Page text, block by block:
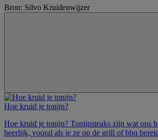
Bron: Silvo Kruidenwijzer
Hoe kruid je tonijn?
Hoe kruid je tonijn? Tonijnsteaks zijn wat ons
heerlijk, vooral als je ze op de grill of bbq